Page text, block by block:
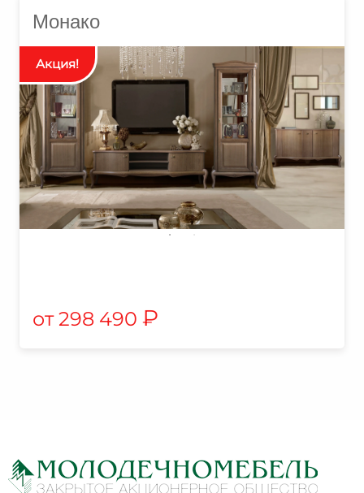
Монако
298 490 ₽